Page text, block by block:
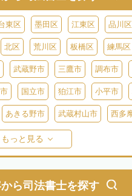
東区 墨田区 江東区 品川区
北区 荒川区 板橋区 練馬区
武蔵野市 三鷹市 調布市
国立市 狛江市 小平市
あきる野市 武蔵村山市 西多
原村 伊豆大島
もっと見る
ら司法書士を探す